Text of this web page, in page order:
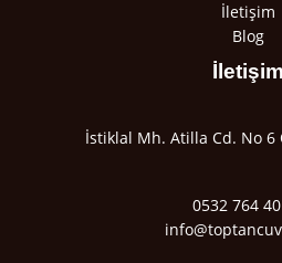
İletişim
Blog
İletişim
İstiklal Mh. Atilla Cd. No 6
0532 764